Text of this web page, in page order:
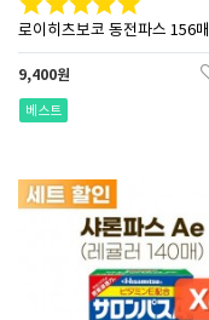
로이히츠보코 동전파스 156매
9,400원
베스트